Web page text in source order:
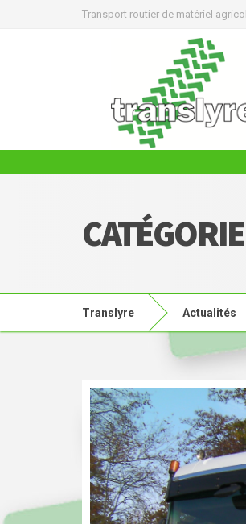
Transport routier de matériel
Translyre Actualités